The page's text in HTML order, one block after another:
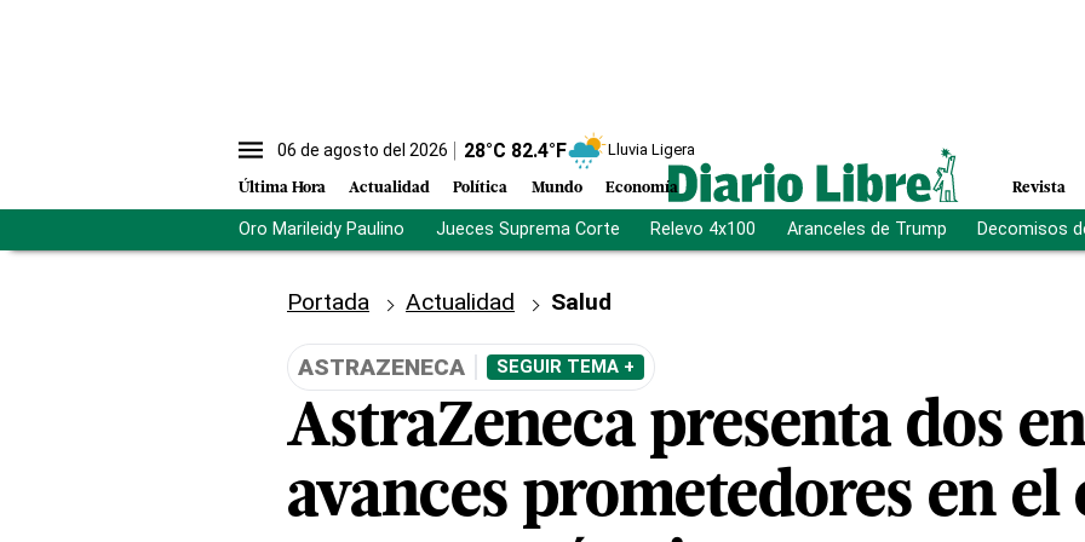
06 de agosto del 2026 28°C 82.4°F Lluvia Ligera
Última Hora Actualidad Política Mundo Economía Revista
Oro Marileidy Paulino Jueces Suprema Corte Relevo 4x100 Aranceles de Trump Decomisos
Portada Actualidad Salud
ASTRAZENECA SEGUIR TEMA +
AstraZeneca presenta dos
avances prometedores en el